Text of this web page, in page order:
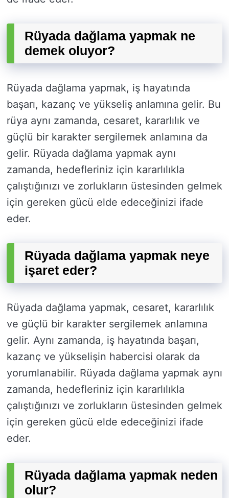
Rüyada dağlama yapmak ne
demek oluyor?
Rüyada dağlama yapmak, iş hayatında
başarı, kazanç ve yükseliş anlamına gelir. Bu
rüya aynı zamanda, cesaret, kararlılık ve
güçlü bir karakter sergilemek anlamına da
gelir. Rüyada dağlama yapmak aynı
zamanda, hedefleriniz için kararlılıkla
çalıştığınızı ve zorlukların üstesinden gelmek
için gereken gücü elde edeceğinizi ifade
eder.
Rüyada dağlama yapmak neye
işaret eder?
Rüyada dağlama yapmak, cesaret, kararlılık
ve güçlü bir karakter sergilemek anlamına
gelir. Aynı zamanda, iş hayatında başarı,
kazanç ve yükselişin habercisi olarak da
yorumlanabilir. Rüyada dağlama yapmak aynı
zamanda, hedefleriniz için kararlılıkla
çalıştığınızı ve zorlukların üstesinden gelmek
için gereken gücü elde edeceğinizi ifade
eder.
Rüyada dağlama yapmak neden
olur?